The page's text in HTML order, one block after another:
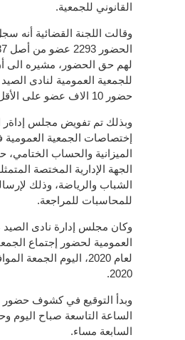
القانوني للجمعية.
وقالت اللجنة القضائية
لهم حق الحضور، مشيره الى
للجمعية العمومية لنادى
حضور 10 الاف عضو على الأقل.
وبذلك تم تفويض مجلس إداةر
إختصاصات الجمعية العمومية
الميزانية والحساب
الجهة الإدارية المختصة
الشباب والرياضة، وذلك
للمحاسبات للمراجعة.
وكان مجلس إدارة نادى الصيد
العمومية لحضور إجتماع
2020.
وبدأ التوقيع في كشوف حضور
الساعة التاسعة صباح اليوم
السابعة مساء.